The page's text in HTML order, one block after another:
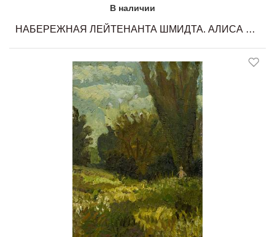
В наличии
НАБЕРЕЖНАЯ ЛЕЙТЕНАНТА ШМИДТА. АЛИСА МАСЛОВА